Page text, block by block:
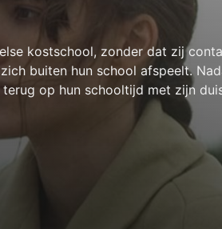
kostschool, zonder dat zij
buiten hun school afspeelt.
op hun schooltijd met zijn